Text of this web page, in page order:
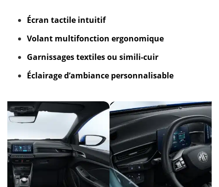
Écran tactile intuitif
Volant multifonction ergonomique
Garnissages textiles ou simili-cuir
Éclairage d’ambiance personnalisable